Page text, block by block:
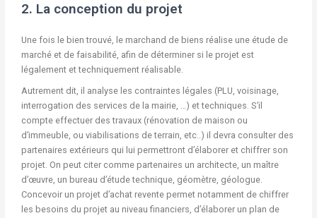
2. La conception du projet
Une fois le bien trouvé, le marchand de biens réalise une étude de
marché et de faisabilité, afin de déterminer si le projet est
légalement et techniquement réalisable.
Autrement dit, il analyse les contraintes légales (PLU, voisinage,
interrogation des services de la mairie, …) et techniques. S’il
compte effectuer des travaux (rénovation de maison ou
d’immeuble, ou viabilisations de terrain, etc..) il devra consulter des
partenaires extérieurs qui lui permettront d’élaborer et chiffrer son
projet. On peut citer comme partenaires un architecte, un maître
d’œuvre, un bureau d’étude technique, géomètre, géologue.
Concevoir un projet d’achat revente permet notamment de chiffrer
les besoins du projet au niveau financiers, d’élaborer un plan de